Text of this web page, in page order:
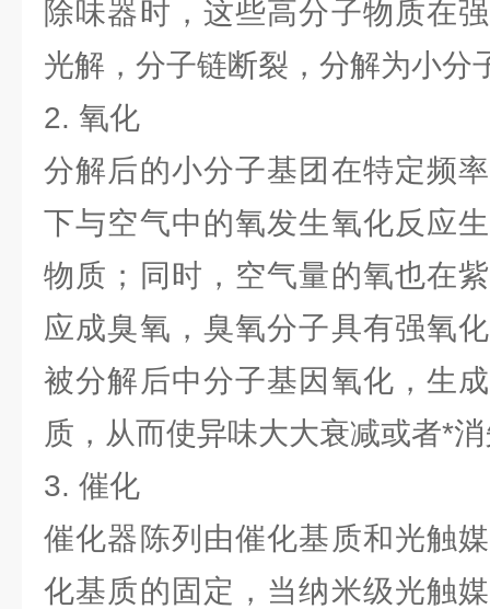
除味器时，这些高分子物质在
光解，分子链断裂，分解为小分
2. 氧化
分解后的小分子基团在特定频
下与空气中的氧发生氧化反应
物质；同时，空气量的氧也在
应成臭氧，臭氧分子具有强氧
被分解后中分子基因氧化，生
质，从而使异味大大衰减或者*
3. 催化
催化器陈列由催化基质和光触
化基质的固定，当纳米级光触